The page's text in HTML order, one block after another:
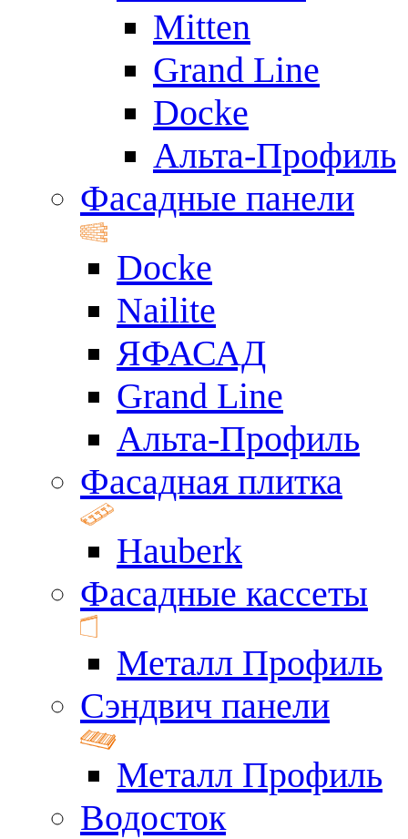
Mitten
Grand Line
Docke
Альта-Профиль
Фасадные панели
Docke
Nailite
ЯФАСАД
Grand Line
Альта-Профиль
Фасадная плитка
Hauberk
Фасадные кассеты
Металл Профиль
Сэндвич панели
Металл Профиль
Водосток